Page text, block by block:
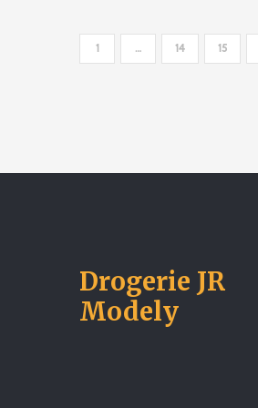
1 … 14 15
Drogerie JR
Modely